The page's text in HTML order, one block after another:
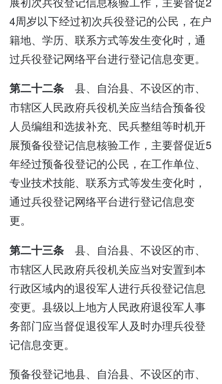
4周岁以下经过初次兵役登记的公民，在户
籍地、学历、联系方式等发生变化时，通
过兵役登记网络平台进行登记信息变更。
第二十二条 县、自治县、不设区的市、
市辖区人民政府兵役机关应当结合预备役
人员编组和选拔补充、民兵整组等时机开
展预备役登记信息核验工作，主要督促近5
年经过预备役登记的公民，在工作单位、
专业技术技能、联系方式等发生变化时，
通过兵役登记网络平台进行登记信息变
更。
第二十三条 县、自治县、不设区的市、
市辖区人民政府兵役机关应当对安置到本
行政区域内的退役军人进行兵役登记信息
变更。县级以上地方人民政府退役军人事
务部门应当督促退役军人及时办理兵役登
记信息变更。
预备役登记地县、自治县、不设区的市、